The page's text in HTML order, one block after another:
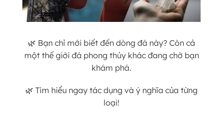
🌿 Bạn chỉ mới biết đến dòng đá này? Còn cả
một thế giới đá phong thủy khác đang chờ bạn
khám phá.
🌿 Tìm hiểu ngay tác dụng và ý nghĩa của từng
loại!